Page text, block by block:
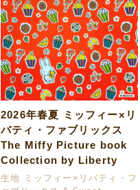
2026年春夏 ミッフィー×リ
バティ・ファブリックス
The Miffy Picture book
Collection by Liberty
生地 ミッフィー×リバティ・フ